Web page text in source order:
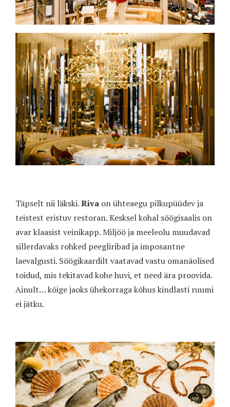
Täpselt nii läkski.Riva on ühteaegu pilkupüüdev ja
teistest eristuv restoran. Kesksel kohal söögisaalis on
avar klaasist veinikapp. Miljöö ja meeleolu muudavad
sillerdavaks rohked peegliribad ja imposantne
laevalgusti. Söögikaardilt vaatavad vastu omanäolised
toidud, mis tekitavad kohe huvi, et need ära proovida.
Ainult… kõige jaoks ühekorraga kõhus kindlasti ruumi
ei jätku.